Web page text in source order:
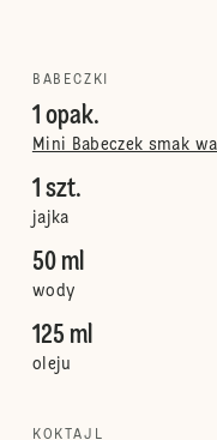
BABECZKI
1 opak.
Mini Babeczek smak
1 szt.
jajka
50 ml
wody
125 ml
oleju
KOKTAJL